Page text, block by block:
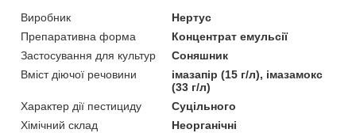
Виробник
Нертус
Препаративна форма
Концентрат емульсії
Застосування для культур
Соняшник
Вміст діючої речовини
імазапір (15 г/л), імазамокс
(33 г/л)
Характер дії пестициду
Суцільного
Хімічний склад
Неорганічні